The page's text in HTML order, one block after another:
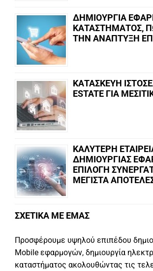
ΔΗΜΙΟΥΡΓΙΑ
ΚΑΤΑΣΤΗΜΑΤΟΣ,
ΤΗΝ ΑΝΑΠΤΥΞΗ
ΚΑΤΑΣΚΕΥΗ
ESTATE ΓΙΑ
ΚΑΛΥΤΕΡΗ
ΔΗΜΙΟΥΡΓΙΑΣ
ΕΠΙΛΟΓΗ
ΜΕΓΙΣΤΑ
ΣΧΕΤΙΚΑ ΜΕ ΕΜΑΣ
Προσφέρουμε υψηλού επιπέδου
Mobile εφαρμογών, δημιουργία
καταστήματος ακολουθώντας τις